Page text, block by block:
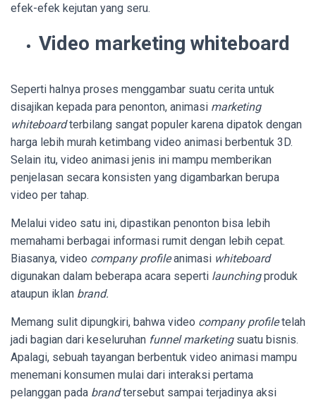
efek-efek kejutan yang seru.
Video marketing whiteboard
Seperti halnya proses menggambar suatu cerita untuk
disajikan kepada para penonton, animasi marketing
whiteboardterbilang sangat populer karena dipatok dengan
harga lebih murah ketimbang video animasi berbentuk 3D.
Selain itu, video animasi jenis ini mampu memberikan
penjelasan secara konsisten yang digambarkan berupa
video per tahap.
Melalui video satu ini, dipastikan penonton bisa lebih
memahami berbagai informasi rumit dengan lebih cepat.
Biasanya, video company profileanimasi whiteboard
digunakan dalam beberapa acara seperti launchingproduk
ataupun iklan brand.
Memang sulit dipungkiri, bahwa video company profiletelah
jadi bagian dari keseluruhan funnel marketing suatu bisnis.
Apalagi, sebuah tayangan berbentuk video animasi mampu
menemani konsumen mulai dari interaksi pertama
pelanggan pada brandtersebut sampai terjadinya aksi